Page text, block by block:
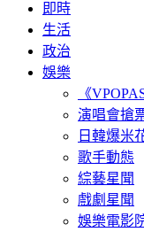
即時
生活
政治
娛樂
《
演唱會搶
日韓爆米
歌手動態
綜藝星聞
戲劇星聞
娛樂電影